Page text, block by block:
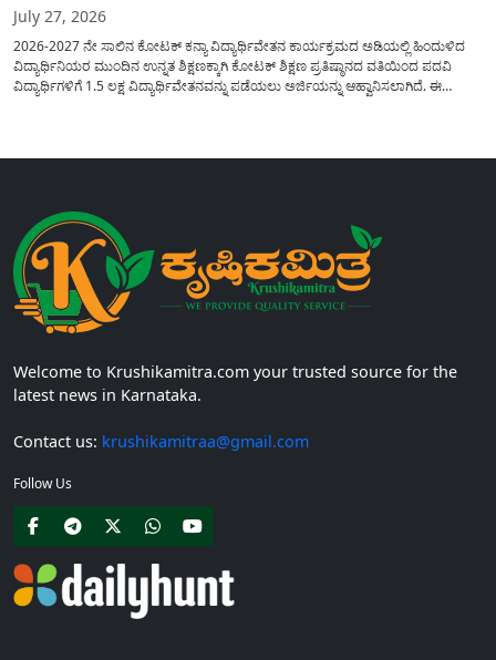
July 27, 2026
2026-2027 ನೇ ಸಾಲಿನ ಕೋಟಕ್ ಕನ್ಯಾ ವಿದ್ಯಾರ್ಥಿವೇತನ ಕಾರ್ಯಕ್ರಮದ ಅಡಿಯಲ್ಲಿ ಹಿಂದುಳಿದ
ವಿದ್ಯಾರ್ಥಿನಿಯರ ಮುಂದಿನ ಉನ್ನತ ಶಿಕ್ಷಣಕ್ಕಾಗಿ ಕೋಟಕ್ ಶಿಕ್ಷಣ ಪ್ರತಿಷ್ಠಾನದ ವತಿಯಿಂದ ಪದವಿ
ವಿದ್ಯಾರ್ಥಿಗಳಿಗೆ 1.5 ಲಕ್ಷ ವಿದ್ಯಾರ್ಥಿವೇತನವನ್ನು ಪಡೆಯಲು ಅರ್ಜಿಯನ್ನು ಆಹ್ವಾನಿಸಲಾಗಿದೆ. ಈ
Welcome to Krushikamitra.com your trusted source for the
latest news in Karnataka.
Contact us: krushikamitraa@gmail.com
Follow Us